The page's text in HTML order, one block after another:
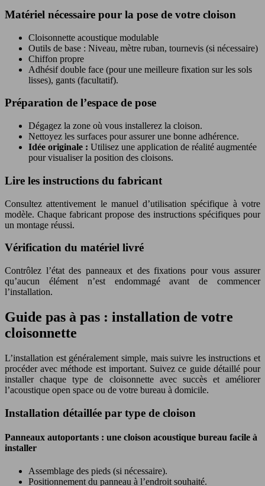
Matériel nécessaire pour la pose de votre cloison
Cloisonnette acoustique modulable
Outils de base : Niveau, mètre ruban, tournevis (si nécessaire)
Chiffon propre
Adhésif double face (pour une meilleure fixation sur les sols
lisses), gants (facultatif).
Préparation de l’espace de pose
Dégagez la zone où vous installerez la cloison.
Nettoyez les surfaces pour assurer une bonne adhérence.
Idée originale : Utilisez une application de réalité augmentée
pour visualiser la position des cloisons.
Lire les instructions du fabricant
Consultez attentivement le manuel d’utilisation spécifique à votre
modèle. Chaque fabricant propose des instructions spécifiques pour
un montage réussi.
Vérification du matériel livré
Contrôlez l’état des panneaux et des fixations pour vous assurer
qu’aucun élément n’est endommagé avant de commencer
l’installation.
Guide pas à pas : installation de votre
cloisonnette
L’installation est généralement simple, mais suivre les instructions et
procéder avec méthode est important. Suivez ce guide détaillé pour
installer chaque type de cloisonnette avec succès et améliorer
l’acoustique open space ou de votre bureau à domicile.
Installation détaillée par type de cloison
Panneaux autoportants : une cloison acoustique bureau facile à
installer
Assemblage des pieds (si nécessaire).
Positionnement du panneau à l’endroit souhaité.